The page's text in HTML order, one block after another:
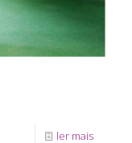
ler mais